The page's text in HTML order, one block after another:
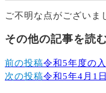
ご不明な点がございま
その他の記事を読
前の投稿令和5年度の
次の投稿令和5年4月1